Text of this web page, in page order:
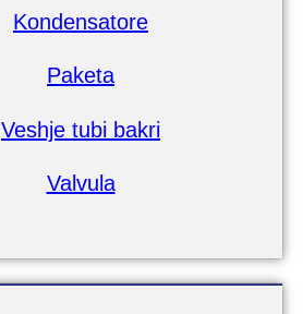
Kondensatore
Paketa
Veshje tubi bakri
Valvula